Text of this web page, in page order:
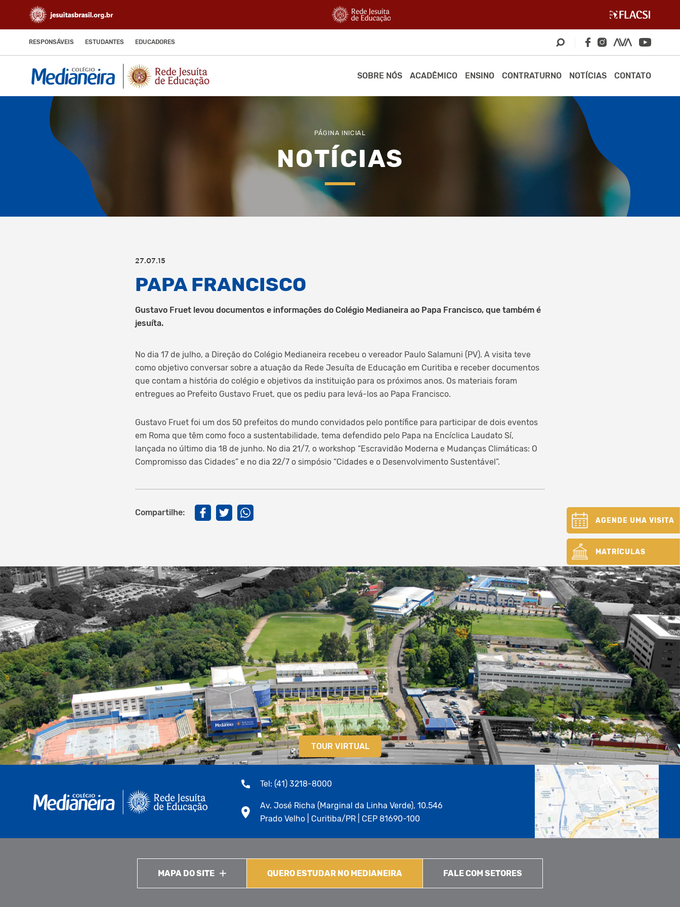
RESPONSÁVEIS ESTUDANTES EDUCADORES
SOBRE NÓS ACADÊMICO ENSINO CONTRATURNO NOTÍCIAS CONTATO
PÁGINA INICIAL
NOTÍCIAS
27.07.15
PAPA FRANCISCO
Gustavo Fruet levou documentos e informações do Colégio Medianeira ao Papa Francisco, que também é
jesuíta.
No dia 17 de julho, a Direção do Colégio Medianeira recebeu o vereador Paulo Salamuni (PV). A visita teve
como objetivo conversar sobre a atuação da Rede Jesuíta de Educação em Curitiba e receber documentos
que contam a história do colégio e objetivos da instituição para os próximos anos. Os materiais foram
entregues ao Prefeito Gustavo Fruet, que os pediu para levá-los ao Papa Francisco.
Gustavo Fruet foi um dos 50 prefeitos do mundo convidados pelo pontífice para participar de dois eventos
em Roma que têm como foco a sustentabilidade, tema defendido pelo Papa na Encíclica Laudato Sí,
lançada no último dia 18 de junho. No dia 21/7, o workshop “Escravidão Moderna e Mudanças Climáticas: O
Compromisso das Cidades” e no dia 22/7 o simpósio “Cidades e o Desenvolvimento Sustentável”.
Compartilhe:
AGENDE UMA VISITA
MATRÍCULAS
TOUR VIRTUAL
Tel: (41) 3218-8000
Av. José Richa (Marginal da Linha Verde), 10.546
Prado Velho | Curitiba/PR | CEP 81690-100
MAPA DO SITE QUERO ESTUDAR NO MEDIANEIRA FALE COM SETORES